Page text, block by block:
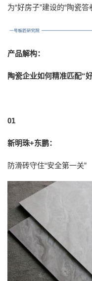
为“好房子”建设的“陶瓷答
产品解构：
陶瓷企业如何精准匹配“
01
新明珠+东鹏：
防滑砖守住“安全第一关”